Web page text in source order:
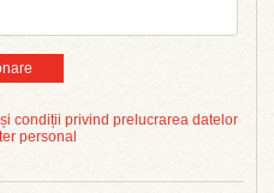
condiții privind prelucrarea datelor
personal